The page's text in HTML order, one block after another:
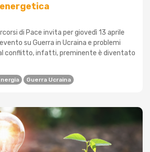
di Pace invita per giovedì 13 aprile
su Guerra in Ucraina e problemi
conflitto, infatti, preminente è diventato
Guerra Ucraina